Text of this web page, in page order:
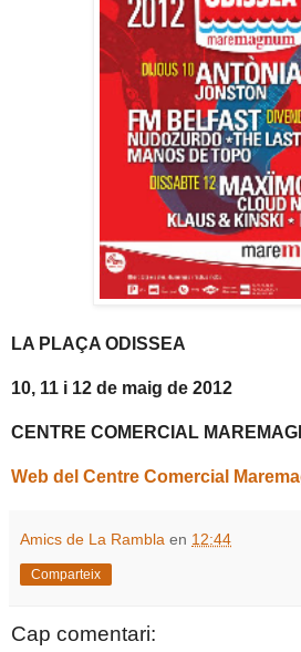
LA PLAÇA ODISSEA
10, 11 i 12 de maig de 2012
CENTRE COMERCIAL
Web del Centre Comercial
Amics de La Rambla en 12:44
Comparteix
Cap comentari: